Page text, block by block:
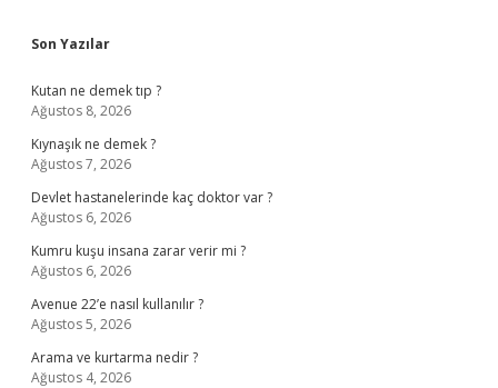
Sidebar
Son Yazılar
Kutan ne demek tıp ?
Ağustos 8, 2026
Kıynaşık ne demek ?
Ağustos 7, 2026
Devlet hastanelerinde kaç doktor var ?
Ağustos 6, 2026
Kumru kuşu insana zarar verir mi ?
Ağustos 6, 2026
Avenue 22’e nasıl kullanılır ?
Ağustos 5, 2026
Arama ve kurtarma nedir ?
Ağustos 4, 2026